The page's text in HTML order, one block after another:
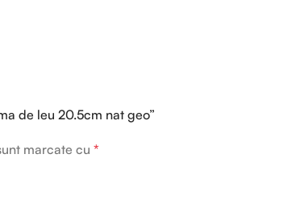
de leu 20.5cm nat geo”
marcate cu *